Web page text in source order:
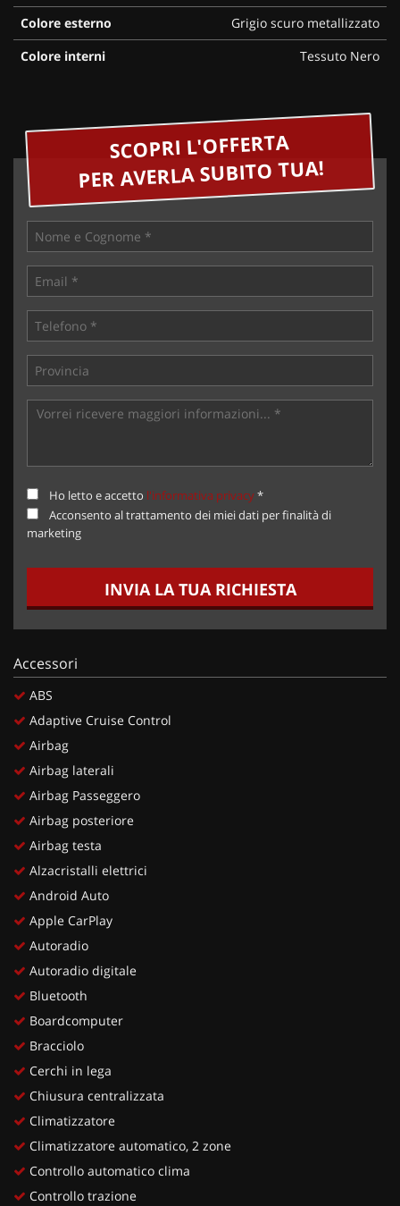
Colore esterno
Grigio scuro metallizzato
Colore interni
Tessuto Nero
SCOPRI L'OFFERTA
PER AVERLA SUBITO TUA!
Ho letto e accetto l'informativa privacy*
Acconsento al trattamento dei miei dati per finalità di
marketing
INVIA LA TUA RICHIESTA
Accessori
ABS
Adaptive Cruise Control
Airbag
Airbag laterali
Airbag Passeggero
Airbag posteriore
Airbag testa
Alzacristalli elettrici
Android Auto
Apple CarPlay
Autoradio
Autoradio digitale
Bluetooth
Boardcomputer
Bracciolo
Cerchi in lega
Chiusura centralizzata
Climatizzatore
Climatizzatore automatico, 2 zone
Controllo automatico clima
Controllo trazione